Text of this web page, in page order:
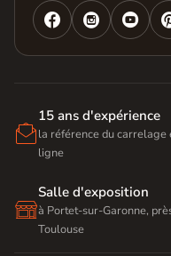
  

15 ans d'expérience
la référence du carrelage
ligne

Salle d'exposition
à Portet-sur-Garonne,
Toulouse